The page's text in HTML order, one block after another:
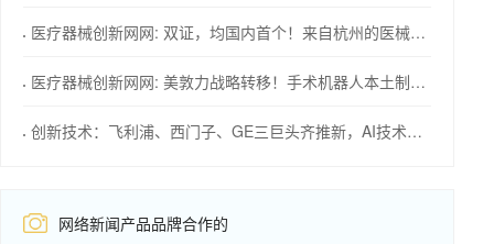
医疗器械创新网网: 双证，均国内首个！来自杭州的医械创新力量
医疗器械创新网网: 美敦力战略转移！手术机器人本土制造计划
创新技术：飞利浦、西门子、GE三巨头齐推新，AI技术成焦点！
网络新闻产品品牌合作的